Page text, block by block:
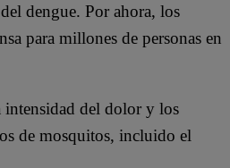
dengue. Por ahora, los
para millones de personas en
intensidad del dolor y los
de mosquitos, incluido el